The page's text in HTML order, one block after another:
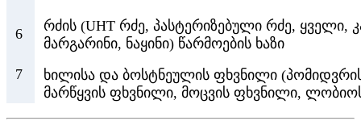
6
რძის (UHT რძე, პასტერიზებული რძე, ყველი,
მარგარინი, ნაყინი) წარმოების ხაზი
7
ხილისა და ბოსტნეულის ფხვნილი
მარწყვის ფხვნილი, მოცვის ფხვნილი,